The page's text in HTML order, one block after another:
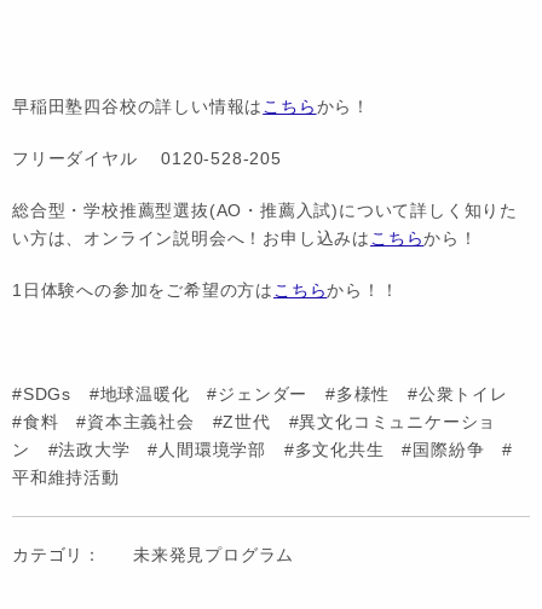
早稲田塾四谷校の詳しい情報は こちらから！
フリーダイヤル 0120-528-205
総合型・学校推薦型選抜(AO・推薦入試)について詳しく知りた
い方は、オンライン説明会へ！お申し込みは こちらから！
1日体験への参加をご希望の方は こちらから！！
#SDGs #地球温暖化 #ジェンダー #多様性 #公衆トイレ
#食料 #資本主義社会 #Z世代 #異文化コミュニケーショ
ン #法政大学 #人間環境学部 #多文化共生 #国際紛争 #
平和維持活動
カテゴリ： 未来発見プログラム